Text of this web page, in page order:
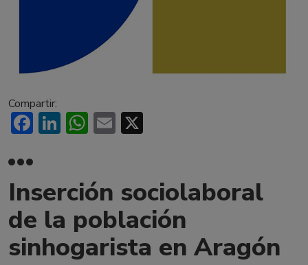
Compartir:
Facebook
LinkedIn
WhatsApp
Email
Inserción sociolaboral
de la población
sinhogarista en Aragón